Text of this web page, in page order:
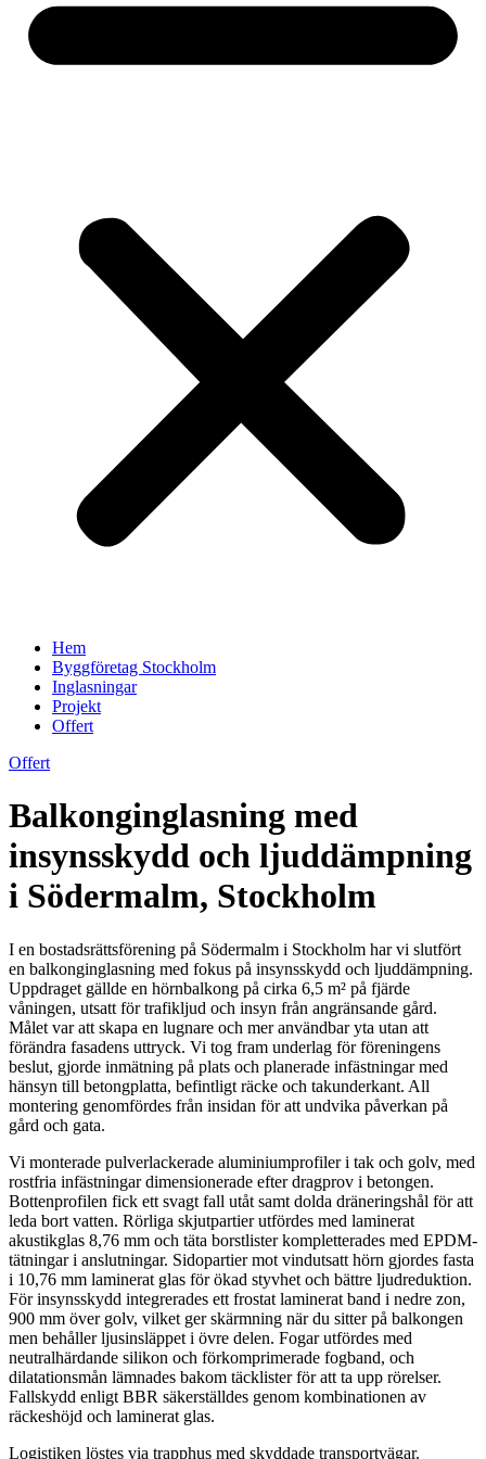
Hem
Byggföretag Stockholm
Inglasningar
Projekt
Offert
Offert
Balkonginglasning med
insynsskydd och ljuddämpning
i Södermalm, Stockholm
I en bostadsrättsförening på Södermalm i Stockholm har vi slutfört
en balkonginglasning med fokus på insynsskydd och ljuddämpning.
Uppdraget gällde en hörnbalkong på cirka 6,5 m² på fjärde
våningen, utsatt för trafikljud och insyn från angränsande gård.
Målet var att skapa en lugnare och mer användbar yta utan att
förändra fasadens uttryck. Vi tog fram underlag för föreningens
beslut, gjorde inmätning på plats och planerade infästningar med
hänsyn till betongplatta, befintligt räcke och takunderkant. All
montering genomfördes från insidan för att undvika påverkan på
gård och gata.
Vi monterade pulverlackerade aluminiumprofiler i tak och golv, med
rostfria infästningar dimensionerade efter dragprov i betongen.
Bottenprofilen fick ett svagt fall utåt samt dolda dräneringshål för att
leda bort vatten. Rörliga skjutpartier utfördes med laminerat
akustikglas 8,76 mm och täta borstlister kompletterades med EPDM-
tätningar i anslutningar. Sidopartier mot vindutsatt hörn gjordes fasta
i 10,76 mm laminerat glas för ökad styvhet och bättre ljudreduktion.
För insynsskydd integrerades ett frostat laminerat band i nedre zon,
900 mm över golv, vilket ger skärmning när du sitter på balkongen
men behåller ljusinsläppet i övre delen. Fogar utfördes med
neutralhärdande silikon och förkomprimerade fogband, och
dilatationsmån lämnades bakom täcklister för att ta upp rörelser.
Fallskydd enligt BBR säkerställdes genom kombinationen av
räckeshöjd och laminerat glas.
Logistiken löstes via trapphus med skyddade transportvägar.